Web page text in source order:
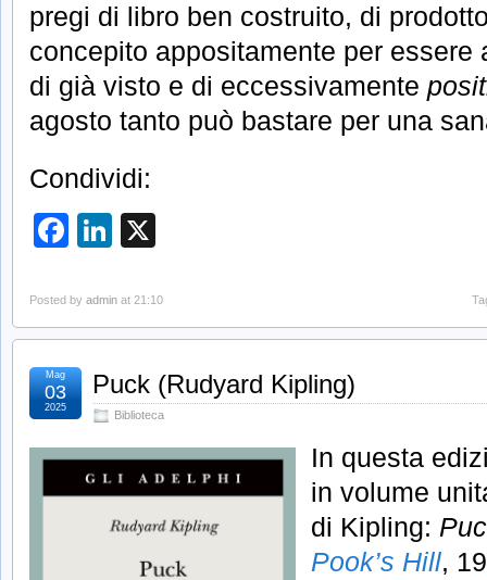
pregi di libro ben costruito, di
concepito appositamente per essere
di già visto e di eccessivamente
agosto tanto può bastare per una
Condividi:
Facebook
LinkedIn
Posted by admin at 21:10
Puck (Rudyard Kipling)
Biblioteca
Mag
03
2025
In questa
in volume
di Kipling:
Pook’s Hill,